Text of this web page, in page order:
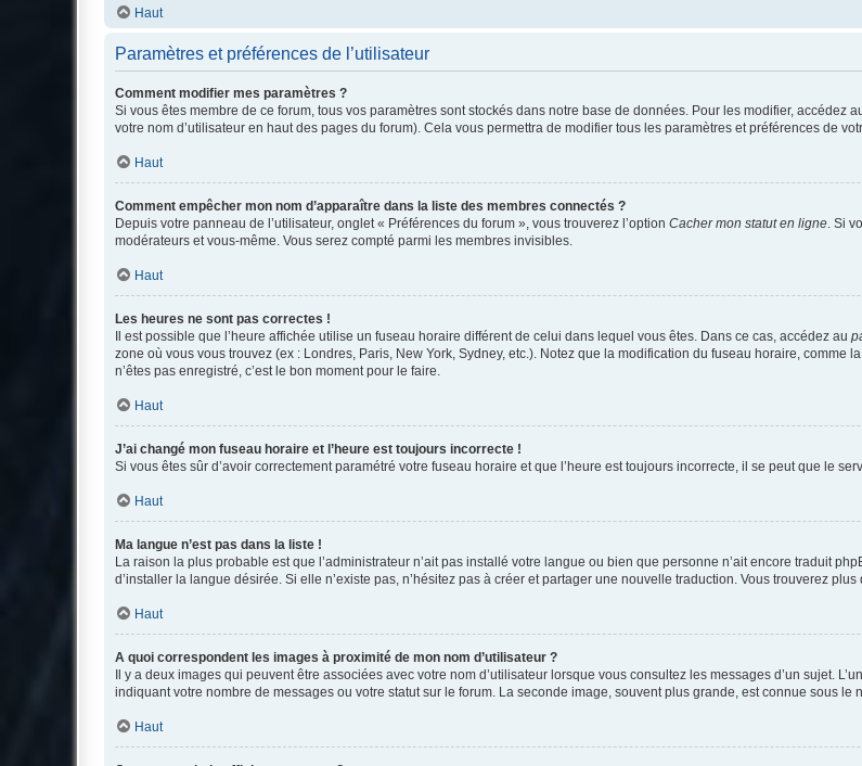
Haut
Paramètres et préférences de l’utilisateur
Comment modifier mes paramètres ?
Si vous êtes membre de ce forum, tous vos paramètres sont stockés dans notre base de données. Pour les modifier, accédez
votre nom d’utilisateur en haut des pages du forum). Cela vous permettra de modifier tous les paramètres et préférences de
Haut
Comment empêcher mon nom d’apparaître dans la liste des membres connectés ?
Depuis votre panneau de l’utilisateur, onglet « Préférences du forum », vous trouverez l’option Cacher mon statut en ligne . Si
modérateurs et vous-même. Vous serez compté parmi les membres invisibles.
Haut
Les heures ne sont pas correctes !
Il est possible que l’heure affichée utilise un fuseau horaire différent de celui dans lequel vous êtes. Dans ce cas, accédez au
zone où vous vous trouvez (ex : Londres, Paris, New York, Sydney, etc.). Notez que la modification du fuseau horaire, comme
n’êtes pas enregistré, c’est le bon moment pour le faire.
Haut
J’ai changé mon fuseau horaire et l’heure est toujours incorrecte !
Si vous êtes sûr d’avoir correctement paramétré votre fuseau horaire et que l’heure est toujours incorrecte, il se peut que le
Haut
Ma langue n’est pas dans la liste !
La raison la plus probable est que l’administrateur n’ait pas installé votre langue ou bien que personne n’ait encore traduit
d’installer la langue désirée. Si elle n’existe pas, n’hésitez pas à créer et partager une nouvelle traduction. Vous trouverez plus
Haut
A quoi correspondent les images à proximité de mon nom d’utilisateur ?
Il y a deux images qui peuvent être associées avec votre nom d’utilisateur lorsque vous consultez les messages d’un sujet.
indiquant votre nombre de messages ou votre statut sur le forum. La seconde image, souvent plus grande, est connue sous le
Haut